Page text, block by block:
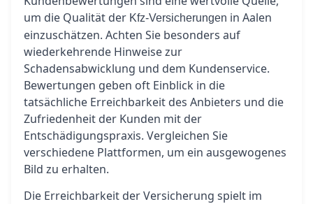
um die Qualität der Kfz-Versicherungen in Aalen
einzuschätzen. Achten Sie besonders auf
wiederkehrende Hinweise zur
Schadensabwicklung und dem Kundenservice.
Bewertungen geben oft Einblick in die
tatsächliche Erreichbarkeit des Anbieters und die
Zufriedenheit der Kunden mit der
Entschädigungspraxis. Vergleichen Sie
verschiedene Plattformen, um ein ausgewogenes
Bild zu erhalten.
Die Erreichbarkeit der Versicherung spielt im